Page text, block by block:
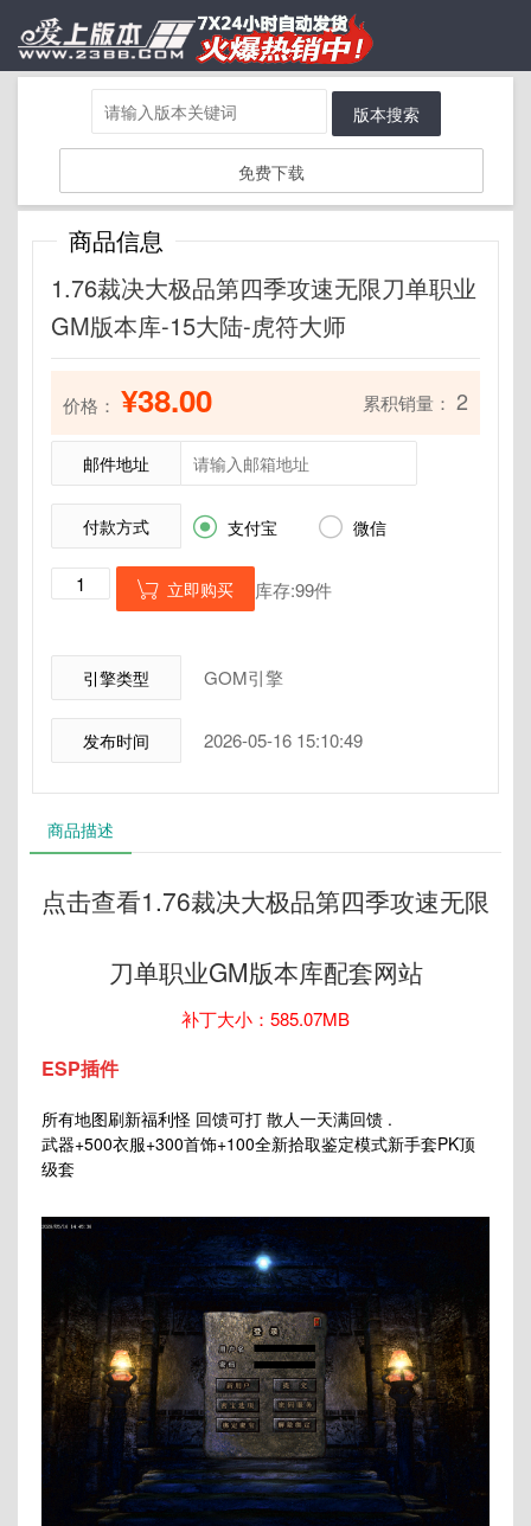
版本搜索
免费下载
商品信息
1.76裁决大极品第四季攻速无限刀单职业
GM版本库-15大陆-虎符大师
价格： ¥38.00 累积销量： 2
邮件地址
付款方式  支付宝  微信
 立即购买 库存:99件
引擎类型 GOM引擎
发布时间 2026-05-16 15:10:49
商品描述
点击查看1.76裁决大极品第四季攻速无限
刀单职业GM版本库配套网站
补丁大小：585.07MB
ESP插件
所有地图刷新福利怪 回馈可打 散人一天满回馈 .
武器+500衣服+300首饰+100全新拾取鉴定模式新手套PK顶
级套